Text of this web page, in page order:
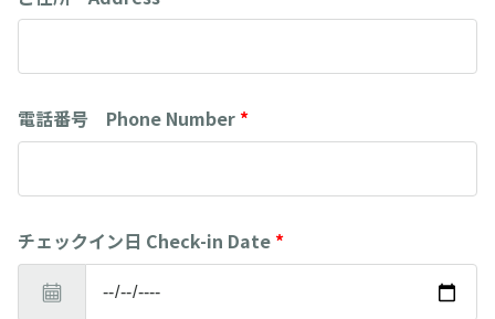
電話番号 Phone Number *
チェックイン日 Check-in Date *